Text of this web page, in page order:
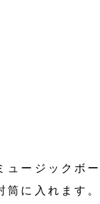
ージックボ
に入れます